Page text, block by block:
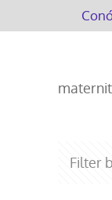
Filter